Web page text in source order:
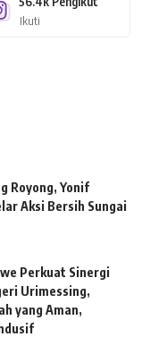
Ikuti
Royong, Yonif
Aksi Bersih Sungai
Perkuat Sinergi
Urimessing,
yang Aman,